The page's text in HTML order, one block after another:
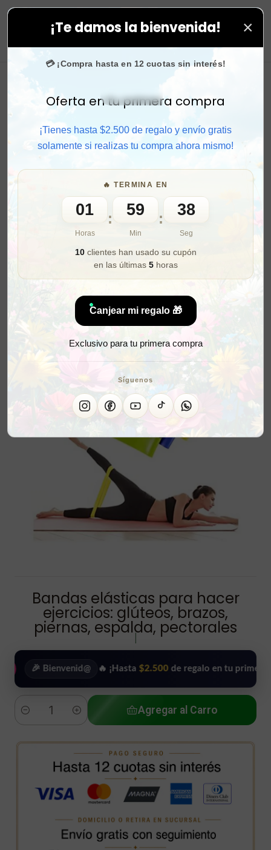
¡Te damos la bienvenida! ×
💳 ¡Compra hasta en 12 cuotas sin interés!
Activar sonido
Oferta en tu primera compra
¡Tienes hasta $2.500 de regalo y envío gratis
solamente si realizas tu compra ahora mismo!
🔥 TERMINA EN
01
Horas
: 59
Min
:
36
Seg
10clientes han usado su cupón
en las últimas 5horas
Canjear mi regalo 🎁
Exclusivo para tu primera compra
Síguenos
todas tus compras. ⚡ Compra rápido y aprovecha.
Bandas elásticas para hacer
ejercicios: glúteos, brazos,
piernas, espalda, pectorales
🎉 Bienvenid@ 🔥 ¡Hasta$2.500de regalo en tu primera
Cantidad
Agregar al Carro